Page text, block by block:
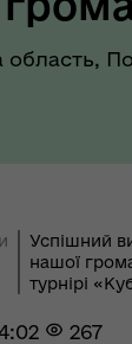
область,
Успішний
нашої
турнірі
267